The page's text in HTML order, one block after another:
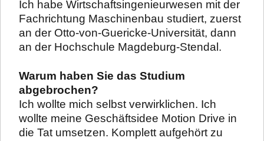
Ich habe Wirtschaftsingenieurwesen mit der
Fachrichtung Maschinenbau studiert, zuerst
an der Otto-von-Guericke-Universität, dann
an der Hochschule Magdeburg-Stendal.
Warum haben Sie das Studium
abgebrochen?
Ich wollte mich selbst verwirklichen. Ich
wollte meine Geschäftsidee Motion Drive in
die Tat umsetzen. Komplett aufgehört zu